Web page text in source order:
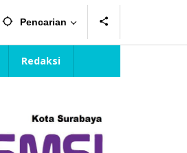
Pencarian
Redaksi